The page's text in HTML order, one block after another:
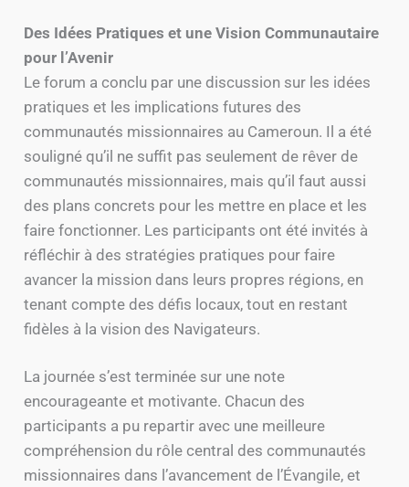
Des Idées Pratiques et une Vision Communautaire
pour l’Avenir
Le forum a conclu par une discussion sur les idées
pratiques et les implications futures des
communautés missionnaires au Cameroun. Il a été
souligné qu’il ne suffit pas seulement de rêver de
communautés missionnaires, mais qu’il faut aussi
des plans concrets pour les mettre en place et les
faire fonctionner. Les participants ont été invités à
réfléchir à des stratégies pratiques pour faire
avancer la mission dans leurs propres régions, en
tenant compte des défis locaux, tout en restant
fidèles à la vision des Navigateurs.
La journée s’est terminée sur une note
encourageante et motivante. Chacun des
participants a pu repartir avec une meilleure
compréhension du rôle central des communautés
missionnaires dans l’avancement de l’Évangile, et